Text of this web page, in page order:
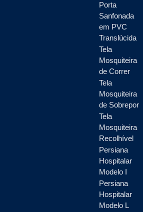
Porta
Sanfonada
em PVC
Translúcida
Tela
Mosquiteira
de Correr
Tela
Mosquiteira
de Sobrepor
Tela
Mosquiteira
Recolhível
Persiana
Hospitalar
Modelo I
Persiana
Hospitalar
Modelo L